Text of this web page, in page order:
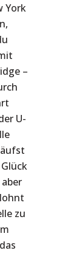
York
–
U-
zu